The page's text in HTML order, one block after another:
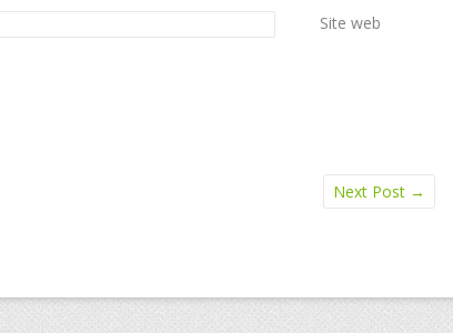
Site web
Next Post →